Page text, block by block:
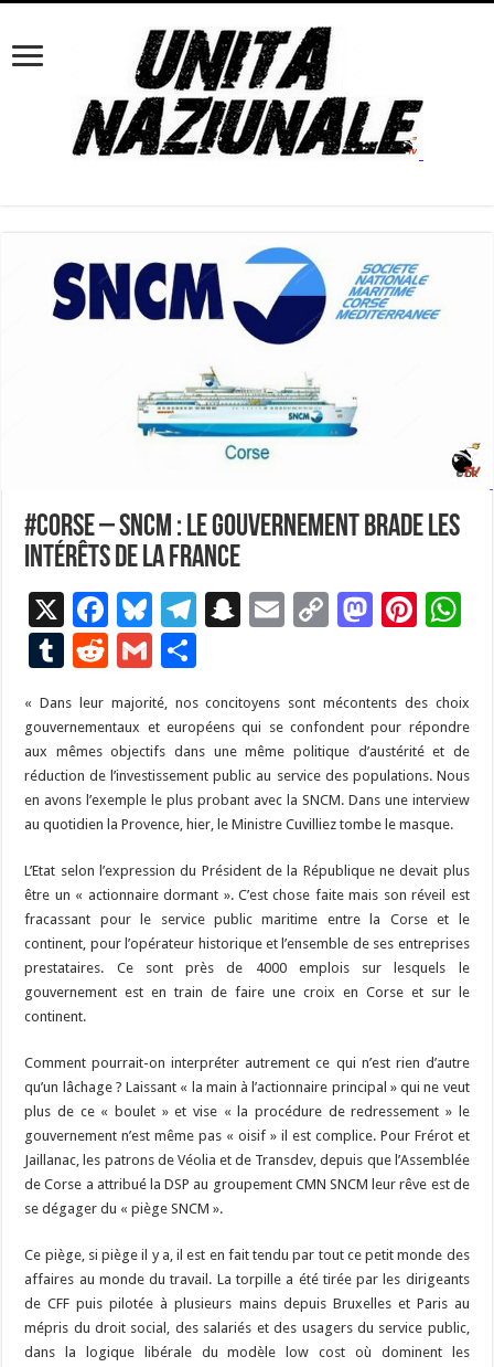
#Corse – SNCM : le gouvernement brade les
intérêts de la France
X
F
ac
e
b
o
o
k
Bl
u
es
ky
T
gr
a
m
S
p
c
h
at
E
l
C
y
Li
n
k
M
d
o
n
Pi
es
t
p
p
T
u
m
bl
r
R
d
di
t
G
m
ai
l
ta
g
er
« Dans leur majorité, nos concitoyens sont mécontents des choix
gouvernementaux et européens qui se confondent pour répondre
aux mêmes objectifs dans une même politique d’austérité et de
réduction de l’investissement public au service des populations. Nous
en avons l’exemple le plus probant avec la SNCM. Dans une interview
au quotidien la Provence, hier, le Ministre Cuvilliez tombe le masque.
L’Etat selon l’expression du Président de la République ne devait plus
être un « actionnaire dormant ». C’est chose faite mais son réveil est
fracassant pour le service public maritime entre la Corse et le
continent, pour l’opérateur historique et l’ensemble de ses entreprises
prestataires. Ce sont près de 4000 emplois sur lesquels le
gouvernement est en train de faire une croix en Corse et sur le
continent.
Comment pourrait-on interpréter autrement ce qui n’est rien d’autre
qu’un lâchage ? Laissant « la main à l’actionnaire principal » qui ne veut
plus de ce « boulet » et vise « la procédure de redressement » le
gouvernement n’est même pas « oisif » il est complice. Pour Frérot et
Jaillanac, les patrons de Véolia et de Transdev, depuis que l’Assemblée
de Corse a attribué la DSP au groupement CMN SNCM leur rêve est de
se dégager du « piège SNCM ».
Ce piège, si piège il y a, il est en fait tendu par tout ce petit monde des
affaires au monde du travail. La torpille a été tirée par les dirigeants
de CFF puis pilotée à plusieurs mains depuis Bruxelles et Paris au
mépris du droit social, des salariés et des usagers du service public,
dans la logique libérale du modèle low cost où dominent les